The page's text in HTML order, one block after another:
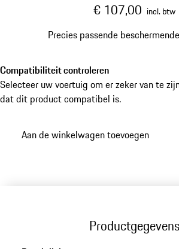
€ 107,00 incl. btw
Precies passende
Compatibiliteit controleren
Selecteer uw voertuig om er zeker van te
dat dit product compatibel is.
Aan de winkelwagen toevoegen
Productgegevens